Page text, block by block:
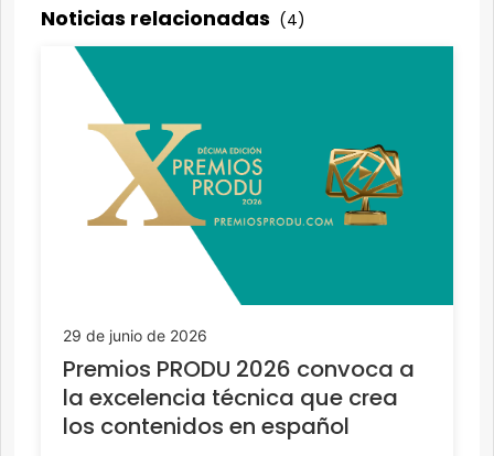
Noticias relacionadas (4)
29 de junio de 2026
Premios PRODU 2026 convoca a
la excelencia técnica que crea
los contenidos en español